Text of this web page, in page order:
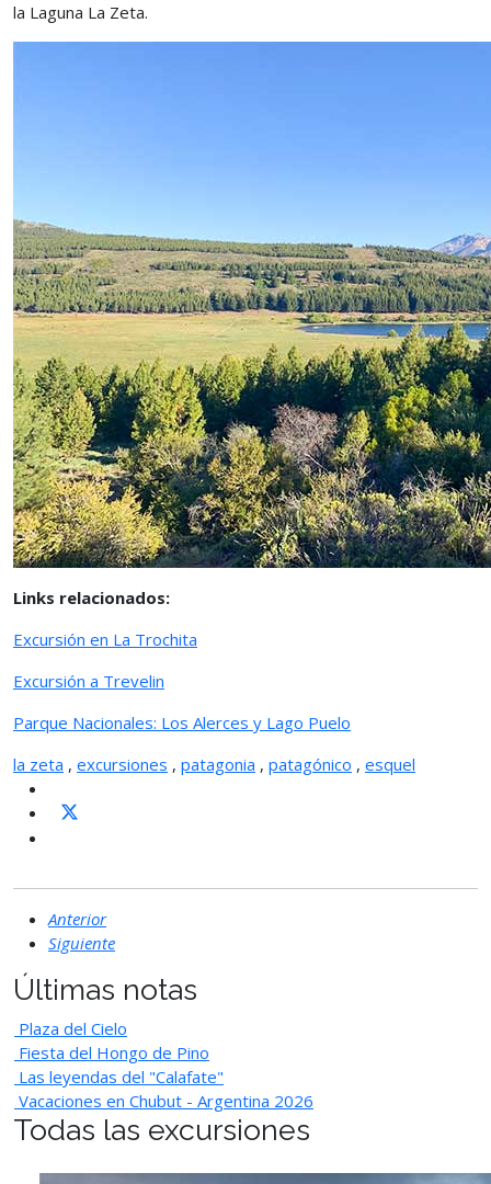
la Laguna La Zeta.
Links relacionados:
Excursión en La Trochita
Excursión a Trevelin
Parque Nacionales: Los Alerces y Lago Puelo
la zeta , excursiones , patagonia , patagónico , esquel
Anterior
Siguiente
Últimas notas
Plaza del Cielo
Fiesta del Hongo de Pino
Las leyendas del "Calafate"
Vacaciones en Chubut - Argentina 2026
Todas las excursiones